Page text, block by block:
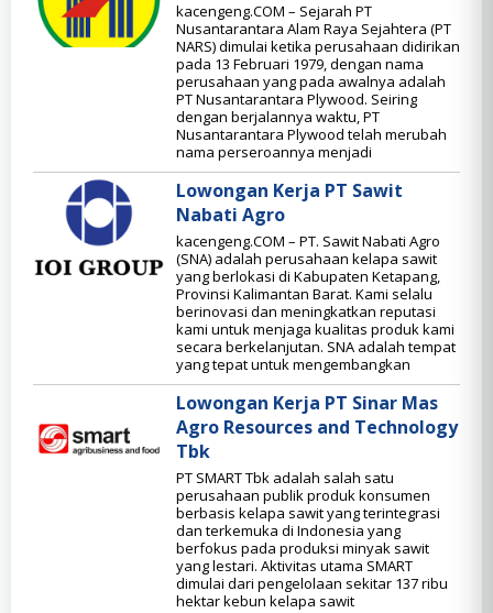
kacengeng.COM – Sejarah PT
Nusantarantara Alam Raya Sejahtera (PT
NARS) dimulai ketika perusahaan didirikan
pada 13 Februari 1979, dengan nama
perusahaan yang pada awalnya adalah
PT Nusantarantara Plywood. Seiring
dengan berjalannya waktu, PT
Nusantarantara Plywood telah merubah
nama perseroannya menjadi
Lowongan Kerja PT Sawit
Nabati Agro
kacengeng.COM – PT. Sawit Nabati Agro
(SNA) adalah perusahaan kelapa sawit
yang berlokasi di Kabupaten Ketapang,
Provinsi Kalimantan Barat. Kami selalu
berinovasi dan meningkatkan reputasi
kami untuk menjaga kualitas produk kami
secara berkelanjutan. SNA adalah tempat
yang tepat untuk mengembangkan
Lowongan Kerja PT Sinar Mas
Agro Resources and Technology
Tbk
PT SMART Tbk adalah salah satu
perusahaan publik produk konsumen
berbasis kelapa sawit yang terintegrasi
dan terkemuka di Indonesia yang
berfokus pada produksi minyak sawit
yang lestari. Aktivitas utama SMART
dimulai dari pengelolaan sekitar 137 ribu
hektar kebun kelapa sawit